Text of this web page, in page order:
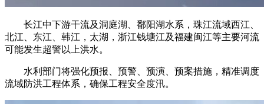
长江中下游干流及洞庭湖、鄱阳湖水系，珠江流域西江、
北江、东江、韩江，太湖，浙江钱塘江及福建闽江等主要河流
可能发生超警以上洪水。
水利部门将强化预报、预警、预演、预案措施，精准调度
流域防洪工程体系，确保工程安全度汛。